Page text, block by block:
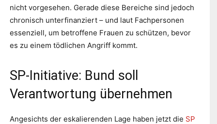
nicht vorgesehen. Gerade diese Bereiche sind jedoch
chronisch unterfinanziert – und laut Fachpersonen
essenziell, um betroffene Frauen zu schützen, bevor
es zu einem tödlichen Angriff kommt.
SP-Initiative: Bund soll
Verantwortung übernehmen
Angesichts der eskalierenden Lage haben jetzt die SP